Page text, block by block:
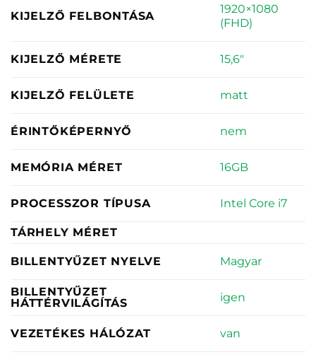
KIJELZŐ FELBONTÁSA
1920×1080
(FHD)
KIJELZŐ MÉRETE 15,6"
KIJELZŐ FELÜLETE matt
ÉRINTŐKÉPERNYŐ nem
MEMÓRIA MÉRET 16GB
PROCESSZOR TÍPUSA Intel Core i7
TÁRHELY MÉRET
BILLENTYŰZET NYELVE Magyar
BILLENTYŰZET
HÁTTÉRVILÁGÍTÁS
igen
VEZETÉKES HÁLÓZAT van